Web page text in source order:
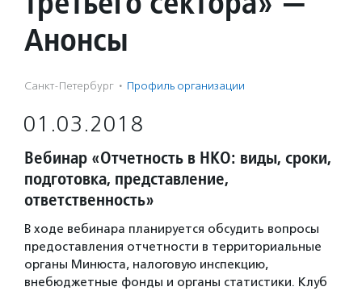
Анонсы
Санкт-Петербург · Профиль организации
01.03.2018
Вебинар «Отчетность в НКО: виды, сроки,
подготовка, представление,
ответственность»
В ходе вебинара планируется обсудить вопросы
предоставления отчетности в территориальные
органы Минюста, налоговую инспекцию,
внебюджетные фонды и органы статистики. Клуб